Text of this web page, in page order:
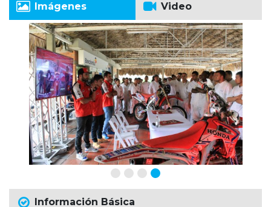
Imágenes Video
Información Básica